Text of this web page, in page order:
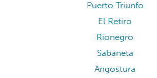
Puerto Triunfo
El Retiro
Rionegro
Sabaneta
Angostura